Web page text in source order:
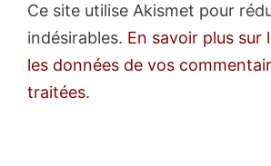
Ce site utilise Akismet pour
indésirables. En savoir plus sur
les données de vos
traitées.